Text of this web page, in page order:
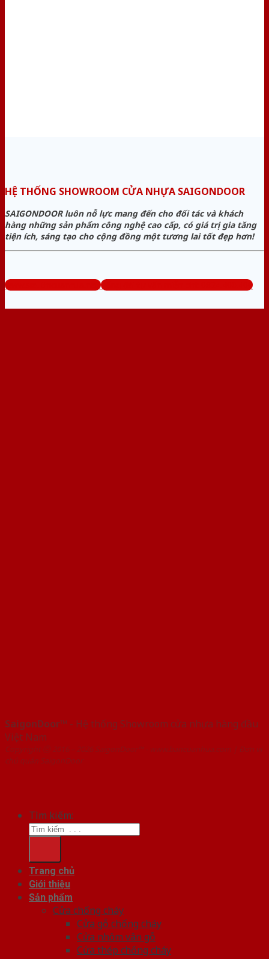
HỆ THỐNG SHOWROOM CỬA NHỰA SAIGONDOOR
SAIGONDOOR luôn nỗ lực mang đến cho đối tác và khách
hàng những sản phẩm công nghệ cao cấp, có giá trị gia tăng
tiện ích, sáng tạo cho cộng đồng một tương lai tốt đẹp hơn!
www.sieuthicuanhua.net Tổng đài tư vấn miễn phí: 0824.400.400
SaigonDoor™ - Hệ thống Showroom cửa nhựa hàng đầu
Việt Nam
Copyright ⓒ 2016 – 2026 SaigonDoor™ - www.bancuanhua.com | Đơn vị
chủ quản SaigonDoor
Tìm kiếm:
Trang chủ
Giới thiệu
Sản phẩm
Cửa chống cháy
Cửa gỗ chống cháy
Cửa nhôm vân gỗ
Cửa thép chống cháy